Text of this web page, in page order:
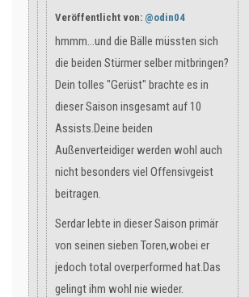
Veröffentlicht von: @odin04
hmmm...und die Bälle müssten sich
die beiden Stürmer selber mitbringen?
Dein tolles "Gerüst" brachte es in
dieser Saison insgesamt auf 10
Assists.Deine beiden
Außenverteidiger werden wohl auch
nicht besonders viel Offensivgeist
beitragen.
Serdar lebte in dieser Saison primär
von seinen sieben Toren,wobei er
jedoch total overperformed hat.Das
gelingt ihm wohl nie wieder.